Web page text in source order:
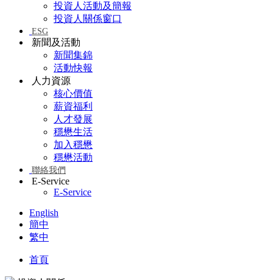
投資人活動及簡報
投資人關係窗口
ESG
新聞及活動
新聞集錦
活動快報
人力資源
核心價值
薪資福利
人才發展
穩懋生活
加入穩懋
穩懋活動
聯絡我們
E-Service
E-Service
English
簡中
繁中
首頁